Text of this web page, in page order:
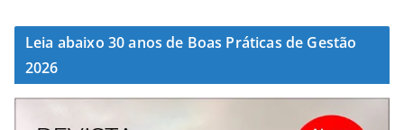
Leia abaixo 30 anos de Boas Práticas de Gestão
2026